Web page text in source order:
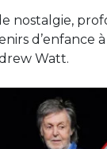
nostalgie,
d’enfance
Watt.